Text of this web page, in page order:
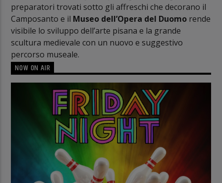
preparatori trovati sotto gli affreschi che decorano il
Camposanto e il Museo dell’Opera del Duomo rende
visibile lo sviluppo dell’arte pisana e la grande
scultura medievale con un nuovo e suggestivo
percorso museale.
NOW ON AIR